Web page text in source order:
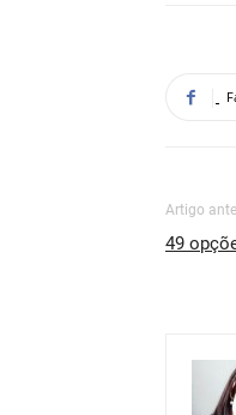
Artigo
49